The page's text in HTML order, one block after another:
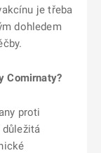
je třeba
dohledem
Comirnaty?
proti
důležitá